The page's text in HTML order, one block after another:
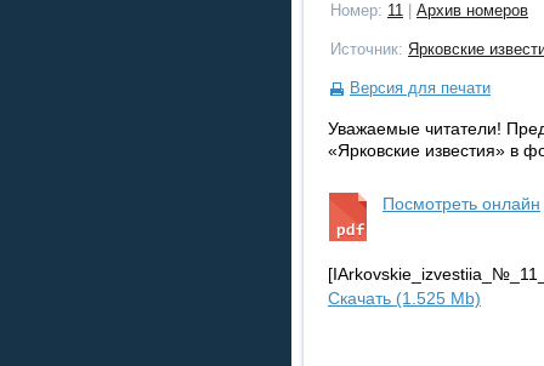
Номер: 11 Архив номеров
Источник: Ярковские
Версия для печати
Уважаемые читатели!
«Ярковские известия» в
Посмотреть онлайн
Скачать (1.525 Mb)